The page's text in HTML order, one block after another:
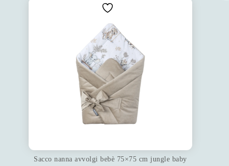
Sacco nanna avvolgi bebè 75×75 cm jungle baby